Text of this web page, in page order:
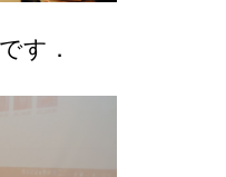
す．